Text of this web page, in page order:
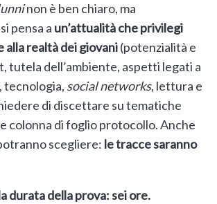
non è ben chiaro, ma
pensa a un’attualità che privilegi
realtà dei giovani(potenzialità e
tutela dell’ambiente, aspetti legati a
tecnologia, social networks, lettura e
di discettare su tematiche
colonna di foglio protocollo. Anche
scegliere: le tracce saranno
durata della prova: sei ore.